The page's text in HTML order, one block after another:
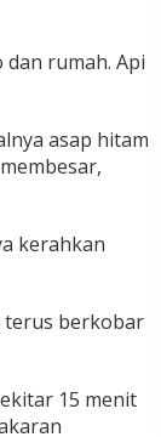
rumah. Api
asap hitam
kerahkan
terus berkobar
15 menit